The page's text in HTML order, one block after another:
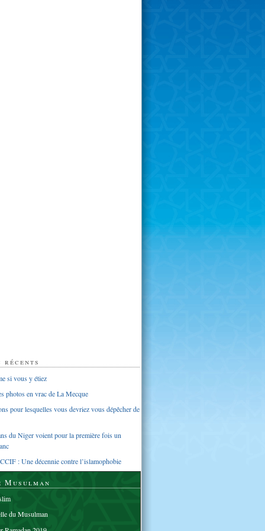
si vous y étiez
photos en vrac de La Mecque
pour lesquelles vous devriez vous dépêcher de
du Niger voient pour la première fois un
: Une décennie contre l’islamophobie
Musulman
du Musulman